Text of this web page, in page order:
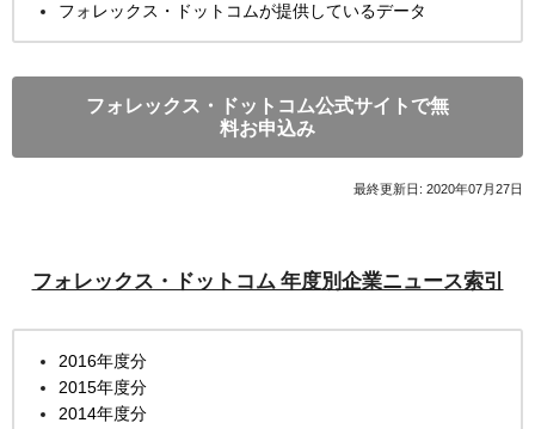
フォレックス・ドットコムが提供しているデータ
フォレックス・ドットコム公式サイトで無
料お申込み
最終更新日: 2020年07月27日
フォレックス・ドットコム 年度別企業ニュース索引
2016年度分
2015年度分
2014年度分